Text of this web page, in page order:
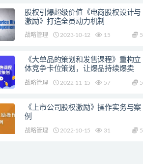
股权引爆超级价值《电商股权设计与
激励》打造全员动力机制
战略管理 2023-10-12 15 5
《大单品的策划和发售课程》重构立
体竞争卡位策划，让爆品持续爆卖
战略管理 2022-11-15 57 5
《上市公司股权激励》操作实务与案
例
战略管理 2022-10-15 31 5